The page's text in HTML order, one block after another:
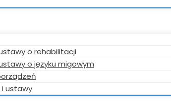
o rehabilitacji
o języku migowym
i ustawy